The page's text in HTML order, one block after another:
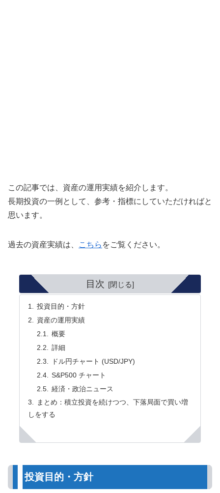
この記事では、資産の運用実績を紹介します。
長期投資の一例として、参考・指標にしていただければと
思います。
過去の資産実績は、 こちら をご覧ください。
目次
投資目的・方針
資産の運用実績
概要
詳細
ドル円チャート (USD/JPY)
S&P500 チャート
経済・政治ニュース
まとめ：積立投資を続けつつ、下落局面で買い増
しをする
投資目的・方針